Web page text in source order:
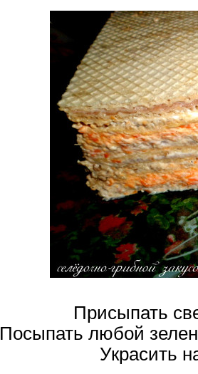
Присыпать
Посыпать любой
Украсить